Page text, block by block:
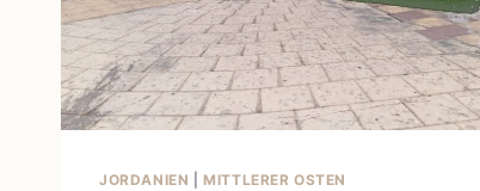
JORDANIEN |MITTLERER OSTEN